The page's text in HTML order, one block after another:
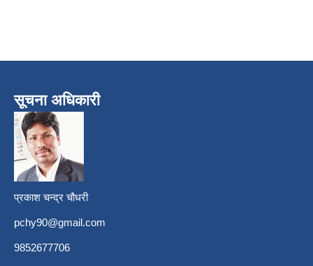
सूचना अधिकारी
प्रकाश चन्द्र चौधरी
pchy90@gmail.com
9852677706